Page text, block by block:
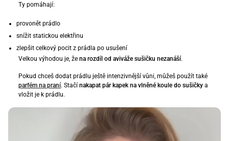
Ty pomáhají:
provonět prádlo
snížit statickou elektřinu
zlepšit celkový pocit z prádla po usušení
Velkou výhodou je, že na rozdíl od aviváže sušičku nezanáší.
Pokud chceš dodat prádlu ještě intenzivnější vůni, můžeš použít také
parfém na praní. Stačí nakapat pár kapek na vlněné koule do sušičky a
vložit je k prádlu.